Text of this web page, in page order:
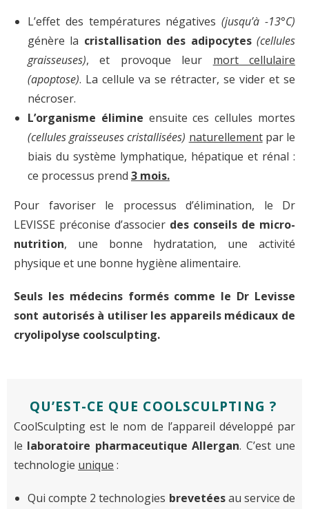
L’effet des températures négatives(jusqu’à -13°C)
génère la cristallisation des adipocytes(cellules
graisseuses), et provoque leur mort cellulaire
(apoptose). La cellule va se rétracter, se vider et se
nécroser.
L’organisme élimine ensuite ces cellules mortes
(cellules graisseuses cristallisées) naturellementpar le
biais du système lymphatique, hépatique et rénal :
ce processus prend 3 mois.
Pour favoriser le processus d’élimination, le Dr
LEVISSE préconise d’associer des conseils de micro-
nutrition, une bonne hydratation, une activité
physique et une bonne hygiène alimentaire.
Seuls les médecins formés comme le Dr Levisse
sont autorisés à utiliser les appareils médicaux de
cryolipolyse coolsculpting.
QU’EST-CE QUE COOLSCULPTING ?
CoolSculpting est le nom de l’appareil développé par
le laboratoire pharmaceutique Allergan. C’est une
technologie unique :
Qui compte 2 technologies brevetéesau service de